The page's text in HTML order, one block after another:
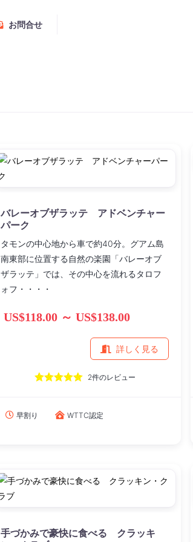
お問合せ
バレーオブザラッテ アドベンチャー
パーク
タモンの中心地から車で約40分。グアム島
南東部に位置する自然の楽園「バレーオブ
ザラッテ」では、その中心を流れるタロフ
ォフ・・・・
US$118.00 ～ US$138.00
詳しく見る
2件のレビュー
早割り WTTC認定
手づかみで豪快に食べる クラッキ